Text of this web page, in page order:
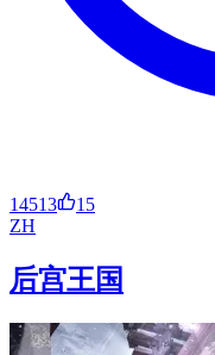
14513
15
ZH
后宫王国